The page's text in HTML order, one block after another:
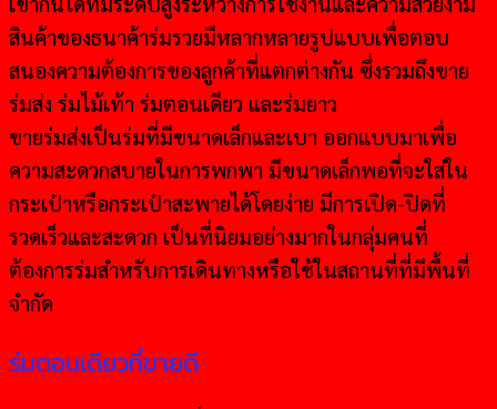
สินค้าของธนาค้าร่มรวยมีหลากหลายรูปแบบเพื่อตอบ
สนองความต้องการของลูกค้าที่แตกต่างกัน ซึ่งรวมถึงขาย
ร่มส่ง ร่มไม้เท้า ร่มตอนเดียว และร่มยาว
ขายร่มส่งเป็นร่มที่มีขนาดเล็กและเบา ออกแบบมาเพื่อ
ความสะดวกสบายในการพกพา มีขนาดเล็กพอที่จะใส่ใน
กระเป๋าหรือกระเป๋าสะพายได้โดยง่าย มีการเปิด-ปิดที่
รวดเร็วและสะดวก เป็นที่นิยมอย่างมากในกลุ่มคนที่
ต้องการร่มสำหรับการเดินทางหรือใช้ในสถานที่ที่มีพื้นที่
จำกัด
ร่มตอนเดียวที่ขายดี